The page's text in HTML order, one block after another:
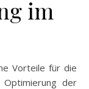
im
Vorteile für die
der